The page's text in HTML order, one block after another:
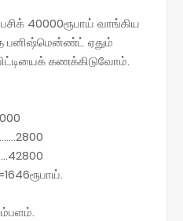
40000ரூபாய் வாங்கிய
பனிஷ்மென்ண்ட் ஏதும்
கணக்கிடுவோம்.